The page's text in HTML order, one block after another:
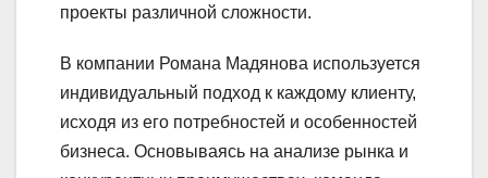
проекты различной сложности.
В компании Романа Мадянова используется
индивидуальный подход к каждому клиенту,
исходя из его потребностей и особенностей
бизнеса. Основываясь на анализе рынка и